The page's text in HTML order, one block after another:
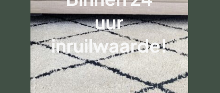
uur
inruilwaarde!